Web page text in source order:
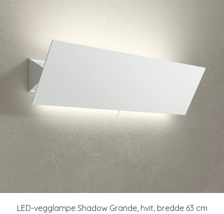
LED-vegglampe Shadow Grande, hvit, bredde 63 cm